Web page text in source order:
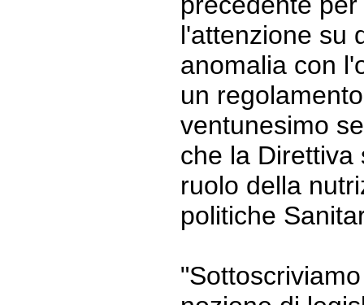
l'attenzione su
anomalia con
un
ventunesimo
che la Direttiva
ruolo della
politiche